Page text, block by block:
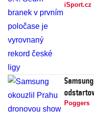
iSport.cz
Poggers